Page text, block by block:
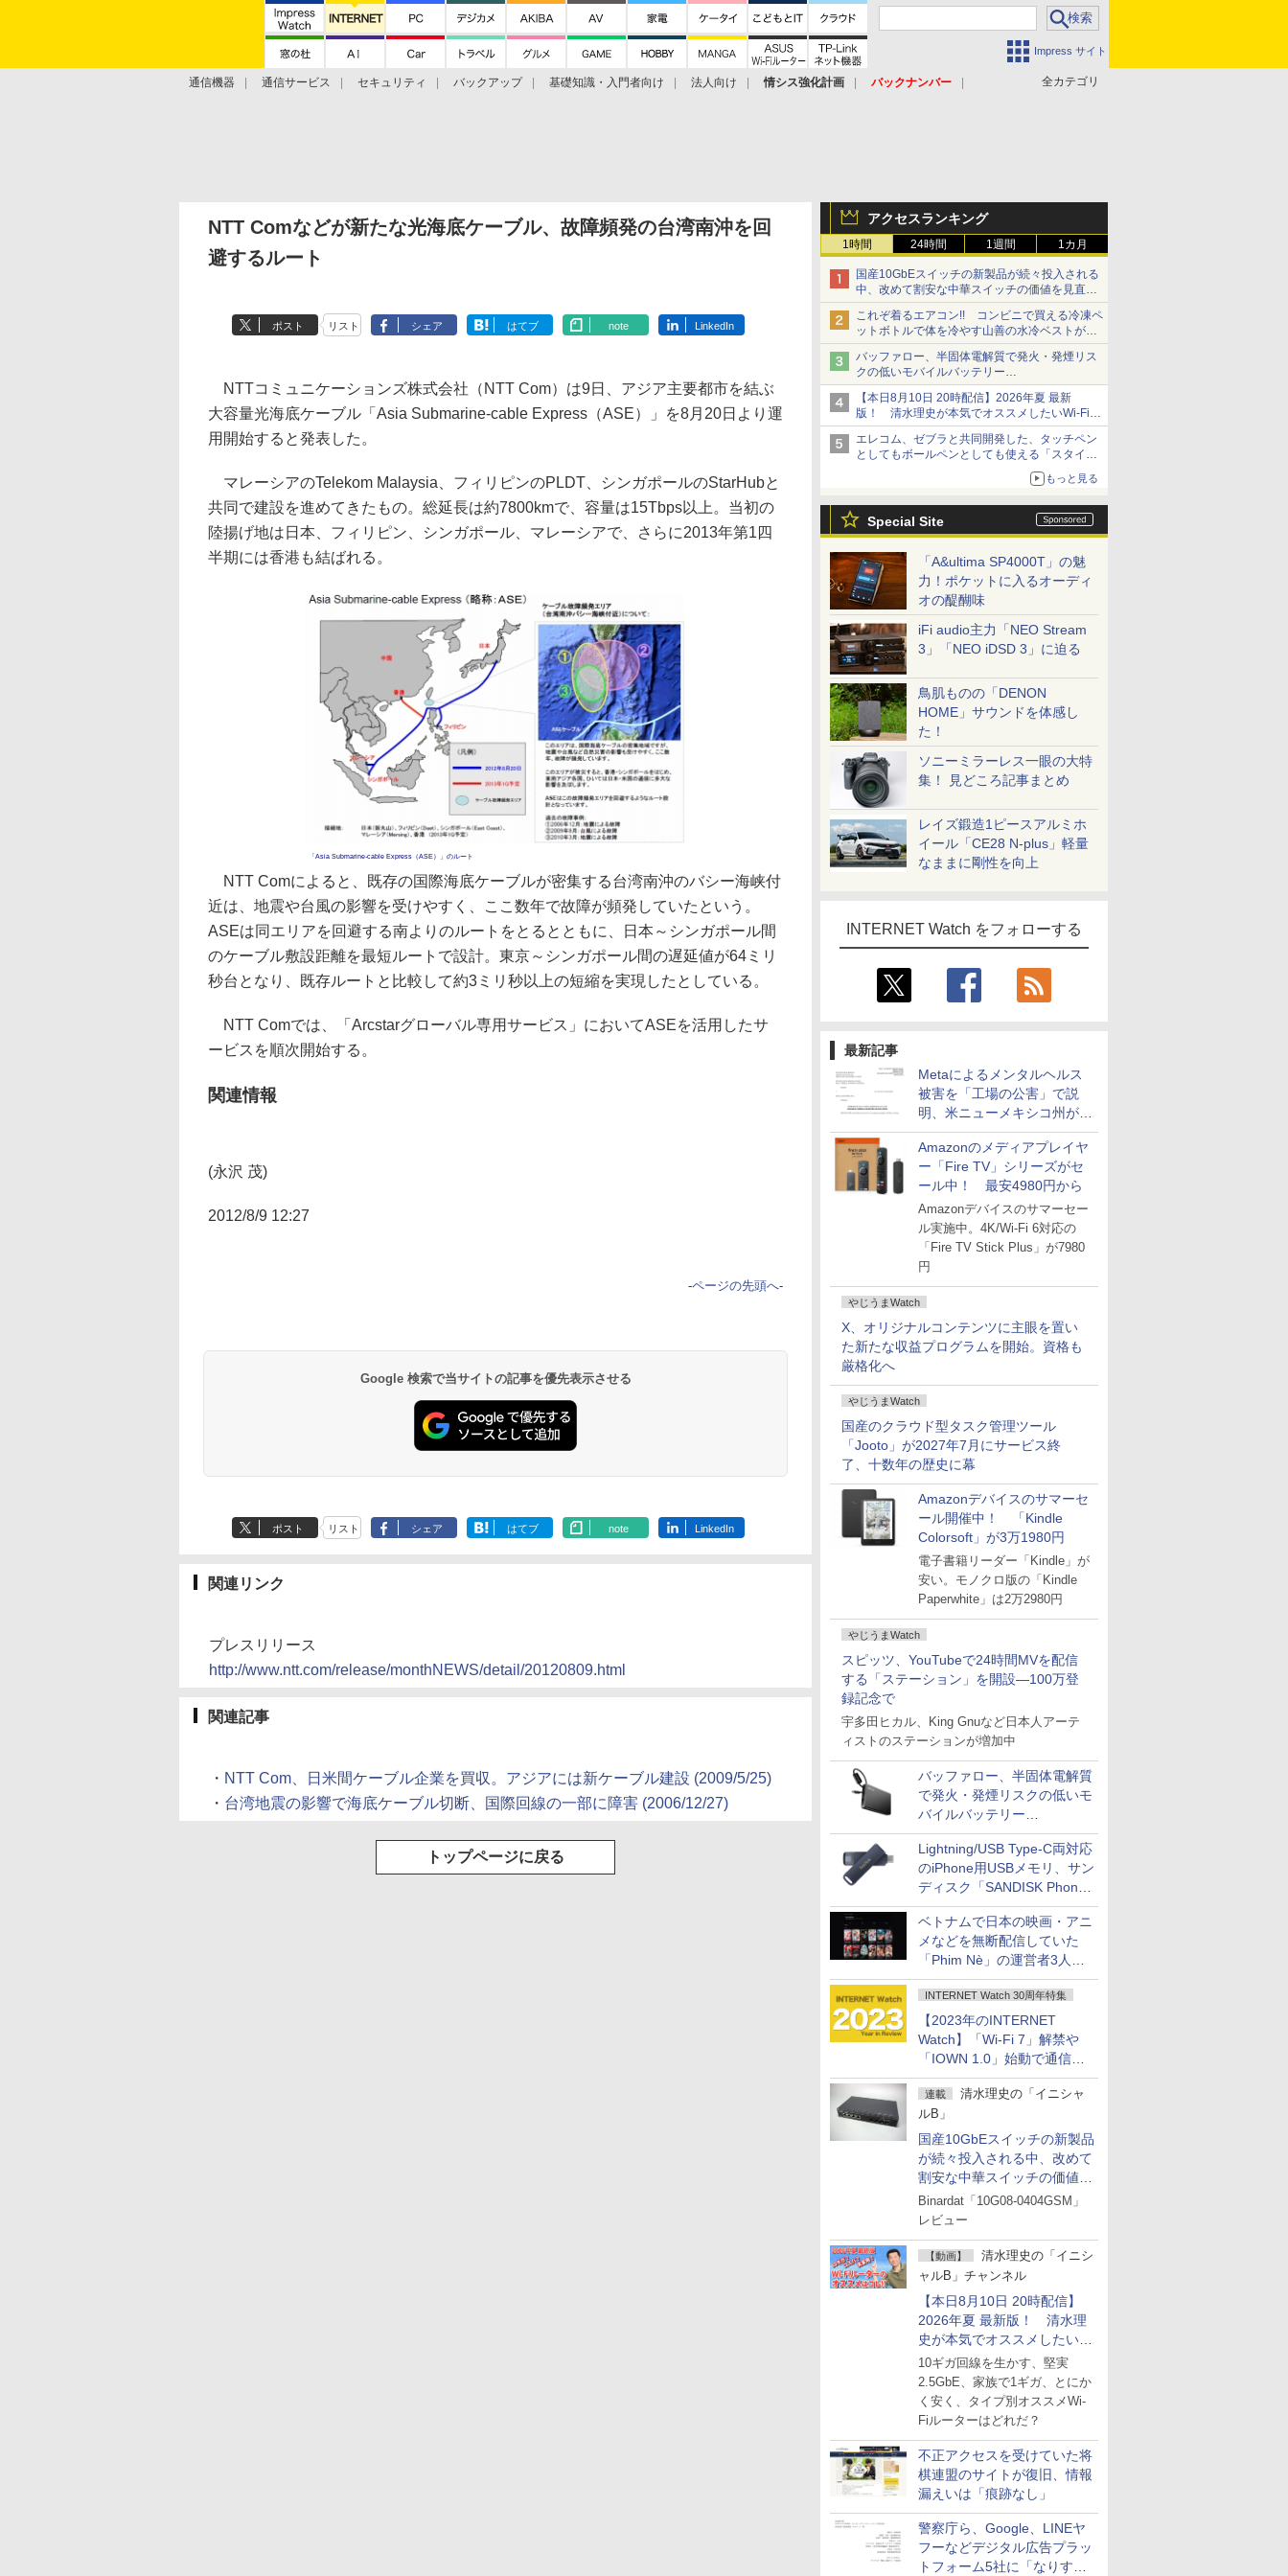
Impress サイト
全カテゴリ
通信機器 通信サービス セキュリティ バックアップ 基礎知識・入門者向け 法人向け 情シス強化計画
バックナンバー
アクセスランキング
1時間 24時間 1週間 1カ月
国産10GbEスイッチの新製品が続々投入される
中、改めて割安な中華スイッチの価値を見直す
【イニシャルB】
これぞ着るエアコン!! コンビニで買える冷凍ペ
ットボトルで体を冷やす山善の水冷ベストがロ
ードバイクにちょうどいい【ぼっち・ざ・ろー
ど！その14】【空いた時間でなにしてる？】
バッファロー、半固体電解質で発火・発煙リス
クの低いモバイルバッテリー
「BMPBSA10000」シリーズの店頭販売を9月
上旬に開始
【本日8月10日 20時配信】2026年夏 最新
版！ 清水理史が本気でオススメしたいWi-Fiル
ーターはどれか？ ライブで解説【清水理史の
「イニシャルB」チャンネル】
エレコム、ゼブラと共同開発した、タッチペン
としてもボールペンとしても使える「スタイラ
スツーウェイ」発売 iPadにも紙にも、持ち替
もっと見る
Special Site
「A&ultima SP4000T」の魅
力！ポケットに入るオーディ
オの醍醐味
iFi audio主力「NEO Stream
3」「NEO iDSD 3」に迫る
鳥肌ものの「DENON
HOME」サウンドを体感し
た！
ソニーミラーレス一眼の大特
集！ 見どころ記事まとめ
レイズ鍛造1ピースアルミホ
イール「CE28 N-plus」軽量
なままに剛性を向上
INTERNET Watch をフォローする
最新記事
Metaによるメンタルヘルス
被害を「工場の公害」で説
明、米ニューメキシコ州が5
億6700万ドルの支払い命令
Amazonのメディアプレイヤ
ー「Fire TV」シリーズがセ
ール中！ 最安4980円から
Amazonデバイスのサマーセー
ル実施中。4K/Wi-Fi 6対応の
「Fire TV Stick Plus」が7980
円
やじうまWatch
X、オリジナルコンテンツに主眼を置い
た新たな収益プログラムを開始。資格も
厳格化へ
やじうまWatch
国産のクラウド型タスク管理ツール
「Jooto」が2027年7月にサービス終
了、十数年の歴史に幕
Amazonデバイスのサマーセ
ール開催中！ 「Kindle
Colorsoft」が3万1980円
電子書籍リーダー「Kindle」が
安い。モノクロ版の「Kindle
Paperwhite」は2万2980円
やじうまWatch
スピッツ、YouTubeで24時間MVを配信
する「ステーション」を開設―100万登
録記念で
宇多田ヒカル、King Gnuなど日本人アーテ
ィストのステーションが増加中
バッファロー、半固体電解質
で発火・発煙リスクの低いモ
バイルバッテリー
「BMPBSA10000」シリーズ
の店頭販売を9月上旬に開始
Lightning/USB Type-C両対応
のiPhone用USBメモリ、サン
ディスク「SANDISK Phone
Drive for iPhone」発売
ベトナムで日本の映画・アニ
メなどを無断配信していた
「Phim Nè」の運営者3人を
刑事立件
INTERNET Watch 30周年特集
【2023年のINTERNET
Watch】「Wi-Fi 7」解禁や
「IOWN 1.0」始動で通信が
進化、コロナ禍の行動制限も
大幅に緩和へ
連載
清水理史の「イニシャ
ルB」
国産10GbEスイッチの新製品
が続々投入される中、改めて
割安な中華スイッチの価値を
見直す
Binardat「10G08-0404GSM」
レビュー
【動画】
清水理史の「イニシ
ャルB」チャンネル
【本日8月10日 20時配信】
2026年夏 最新版！ 清水理
史が本気でオススメしたい
Wi-Fiルーターはどれか？
ライブで解説
10ギガ回線を生かす、堅実
2.5GbE、家族で1ギガ、とにか
く安く、タイプ別オススメWi-
Fiルーターはどれだ？
不正アクセスを受けていた将
棋連盟のサイトが復旧、情報
漏えいは「痕跡なし」
警察庁ら、Google、LINEヤ
フーなどデジタル広告プラッ
トフォーム5社に「なりすま
NTT Comなどが新たな光海底ケーブル、故障頻発の台湾南沖を回
避するルート
ポスト リスト シェア はてブ note LinkedIn
NTTコミュニケーションズ株式会社（NTT Com）は9日、アジア主要都市を結ぶ
大容量光海底ケーブル「Asia Submarine-cable Express（ASE）」を8月20日より運
用開始すると発表した。
マレーシアのTelekom Malaysia、フィリピンのPLDT、シンガポールのStarHubと
共同で建設を進めてきたもの。総延長は約7800kmで、容量は15Tbps以上。当初の
陸揚げ地は日本、フィリピン、シンガポール、マレーシアで、さらに2013年第1四
半期には香港も結ばれる。
「Asia Submarine-cable Express（ASE）」のルート
NTT Comによると、既存の国際海底ケーブルが密集する台湾南沖のバシー海峡付
近は、地震や台風の影響を受けやすく、ここ数年で故障が頻発していたという。
ASEは同エリアを回避する南よりのルートをとるとともに、日本～シンガポール間
のケーブル敷設距離を最短ルートで設計。東京～シンガポール間の遅延値が64ミリ
秒台となり、既存ルートと比較して約3ミリ秒以上の短縮を実現したとしている。
NTT Comでは、「Arcstarグローバル専用サービス」においてASEを活用したサ
ービスを順次開始する。
関連情報
(永沢 茂)
2012/8/9 12:27
-ページの先頭へ-
Google 検索で当サイトの記事を優先表示させる
ポスト リスト シェア はてブ note LinkedIn
関連リンク
プレスリリース
http://www.ntt.com/release/monthNEWS/detail/20120809.html
関連記事
・ NTT Com、日米間ケーブル企業を買収。アジアには新ケーブル建設 (2009/5/25)
・ 台湾地震の影響で海底ケーブル切断、国際回線の一部に障害 (2006/12/27)
トップページに戻る